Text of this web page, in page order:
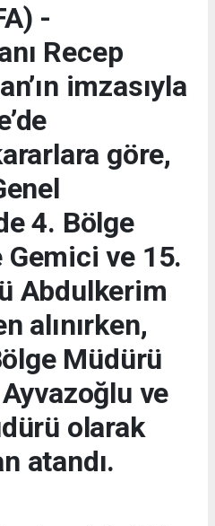
-
Recep
imzasıyla
göre,
4. Bölge
ve 15.
Abdulkerim
alınırken,
Müdürü
ve
olarak
atandı.